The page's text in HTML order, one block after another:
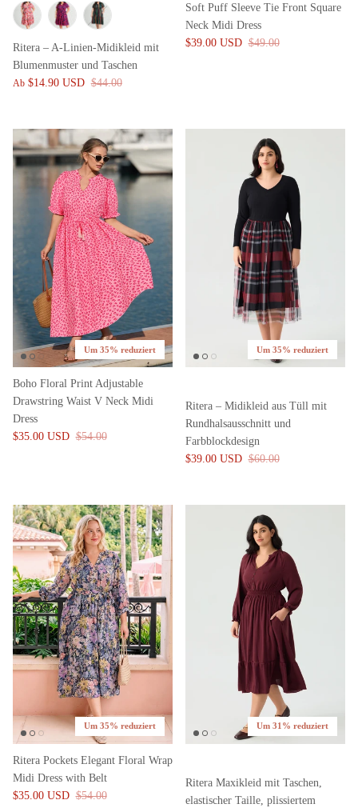
Ritera – A-Linien-Midikleid mit
Blumenmuster und Taschen
Ab $14.90 USD $44.00
Soft Puff Sleeve Tie Front Square
Neck Midi Dress
$39.00 USD $49.00
Um 35% reduziert
Boho Floral Print Adjustable
Drawstring Waist V Neck Midi
Dress
$35.00 USD $54.00
Um 35% reduziert
Ritera – Midikleid aus Tüll mit
Rundhalsausschnitt und
Farbblockdesign
$39.00 USD $60.00
Um 35% reduziert
Ritera Pockets Elegant Floral Wrap
Midi Dress with Belt
$35.00 USD $54.00
Um 31% reduziert
Ritera Maxikleid mit Taschen,
elastischer Taille, plissiertem